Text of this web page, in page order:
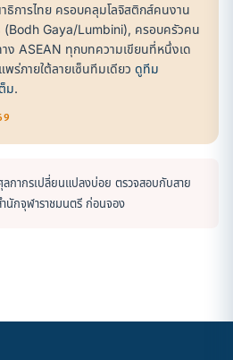
การไทย ครอบคลุมโลจิสติกส์คนงาน
Gaya/Lumbini), ครอบครัวคน
าง ASEAN ทุกบทความเขียนที่หนึ่งเด
ร่ภายใต้ลายเซ็นทีมเดียว ดูทีม
ม.
ลกากรเปลี่ยนแปลงบ่อย ตรวจสอบกับสาย
นักจุฬาราชมนตรี ก่อนจอง